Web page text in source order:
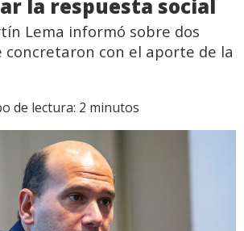
la respuesta social
Lema informó sobre dos
concretaron con el aporte de la
de lectura: 2 minutos